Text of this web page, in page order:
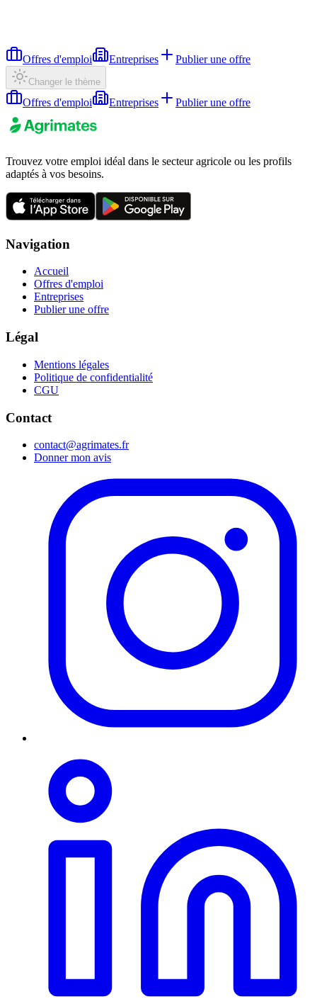
Offres d'emploi Entreprises Publier une offre
Changer le thème
Offres d'emploi Entreprises Publier une offre
Trouvez votre emploi idéal dans le secteur agricole ou les profils
adaptés à vos besoins.
Navigation
Accueil
Offres d'emploi
Entreprises
Publier une offre
Légal
Mentions légales
Politique de confidentialité
CGU
Contact
contact@agrimates.fr
Donner mon avis